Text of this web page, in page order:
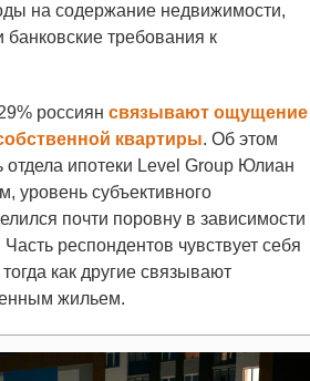
на содержание недвижимости,
требования к
россиян связывают ощущение
квартиры. Об этом
отдела ипотеки Level Group Юлиан
уровень субъективного
почти поровну в зависимости
респондентов чувствует себя
как другие связывают
жильем.